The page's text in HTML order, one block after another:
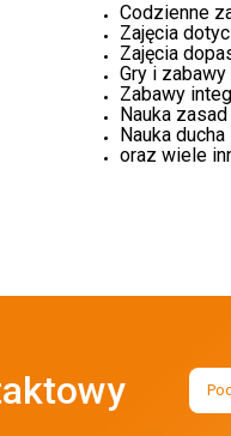
Codzienne
Zajęcia
Zajęcia
Gry i
Zabawy
Nauka
Nauka
oraz wiele